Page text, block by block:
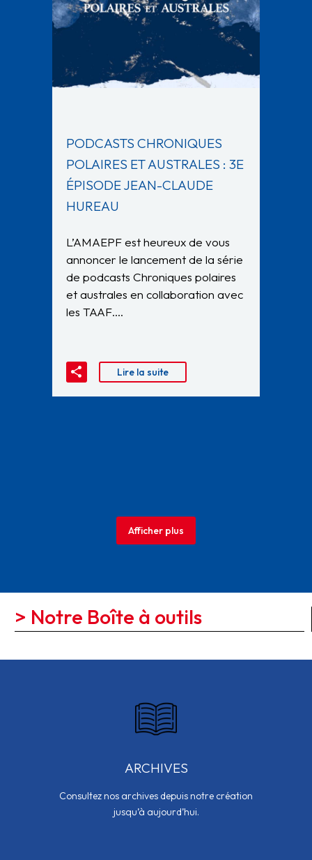
PODCASTS CHRONIQUES
POLAIRES ET AUSTRALES : 3E
ÉPISODE JEAN-CLAUDE
HUREAU
L’AMAEPF est heureux de vous
annoncer le lancement de la série
de podcasts Chroniques polaires
et australes en collaboration avec
les TAAF….
Lire la suite
Afficher plus
> Notre Boîte à outils
ARCHIVES
Consultez nos archives depuis notre création
jusqu’à aujourd’hui.